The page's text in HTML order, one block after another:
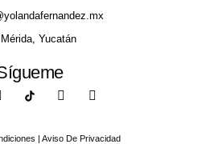
Mérida, Yucatán
| Aviso De Privacidad